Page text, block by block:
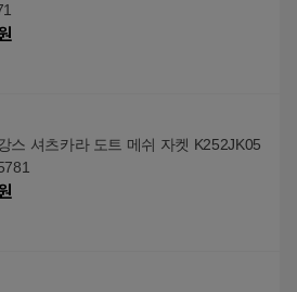
스 셔츠카라 도트 메쉬 자켓 K252JK05